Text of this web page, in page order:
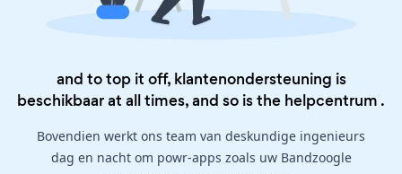
and to top it off, klantenondersteuning is
beschikbaar at all times, and so is the helpcentrum .
Bovendien werkt ons team van deskundige ingenieurs
dag en nacht om powr-apps zoals uw Bandzoogle